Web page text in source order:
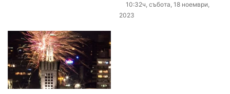
10:32ч, събота, 18 ноември,
2023